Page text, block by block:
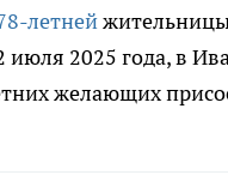
летней
июля 2025 года, в
желающих